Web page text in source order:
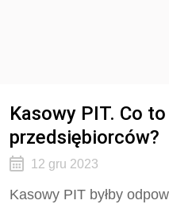
Kasowy PIT. Co
przedsiębiorców?
12 gru 2023
Kasowy PIT byłby